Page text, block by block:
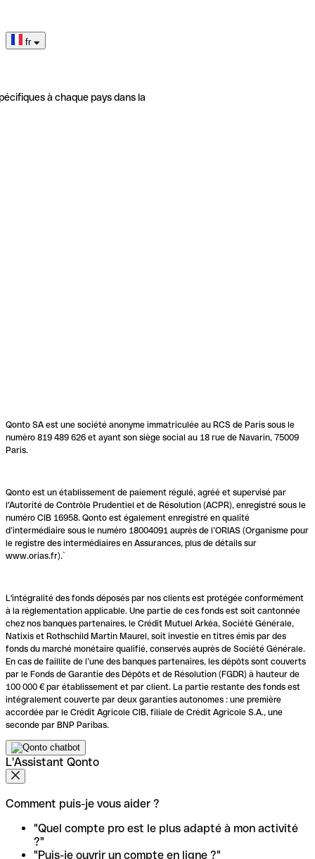
fr
à chaque pays dans la
Qonto SA est une société anonyme immatriculée au RCS de Paris sous le
numéro 819 489 626 et ayant son siège social au 18 rue de Navarin, 75009
Paris.
Qonto est un établissement de paiement régulé, agréé et supervisé par
l'Autorité de Contrôle Prudentiel et de Résolution (ACPR), enregistré sous le
numéro CIB 16958. Qonto est également enregistré en qualité
d’intermédiaire sous le numéro 18004091 auprès de l’ORIAS (Organisme pour
le registre des intermédiaires en Assurances, plus de détails sur
www.orias.fr).`
L'intégralité des fonds déposés par nos clients est protégée conformément
à la réglementation applicable. Une partie de ces fonds est soit cantonnée
chez nos banques partenaires, le Crédit Mutuel Arkéa, Société Générale,
Natixis et Rothschild Martin Maurel, soit investie en titres émis par des
fonds du marché monétaire qualifié, conservés auprès de Société Générale.
En cas de faillite de l’une des banques partenaires, les dépôts sont couverts
par le Fonds de Garantie des Dépôts et de Résolution (FGDR) à hauteur de
100 000 € par établissement et par client. La partie restante des fonds est
intégralement couverte par deux garanties autonomes : une première
accordée par le Crédit Agricole CIB, filiale de Crédit Agricole S.A., une
seconde par BNP Paribas.
L'Assistant Qonto
Comment puis-je vous aider ?
"Quel compte pro est le plus adapté à mon activité
?"
"Puis-je ouvrir un compte en ligne ?"